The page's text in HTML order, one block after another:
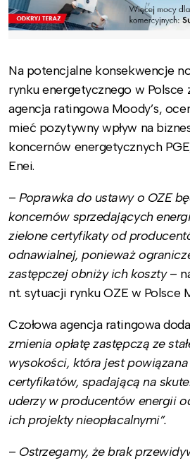
Na potencjalne konsekwencje
rynku energetycznego w Polsce
agencja ratingowa Moody’s,
mieć pozytywny wpływ na
koncernów energetycznych
Enei.
–Poprawka do ustawy o OZE
koncernów sprzedających
zielone certyfikaty od
odnawialnej, ponieważ
zastępczej obniży ich koszty–
nt. sytuacji rynku OZE w Polsce
Czołowa agencja ratingowa
zmienia opłatę zastępczą ze
wysokości, która jest
certyfikatów, spadającą na
uderzy w producentów energii
ich projekty nieopłacalnymi”.
– Ostrzegamy, że brak